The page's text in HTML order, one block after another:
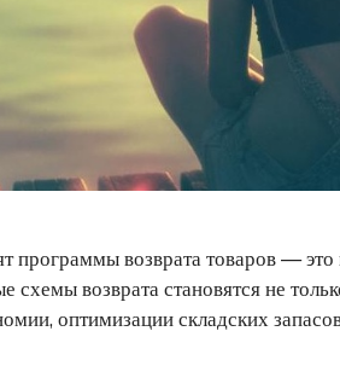
программы возврата товаров —
схемы возврата становятся не
оптимизации складских